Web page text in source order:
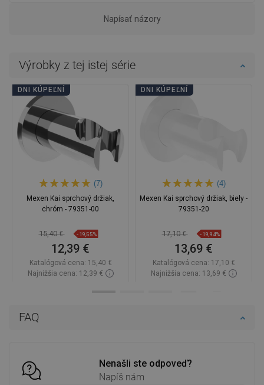
FAQ
Nenašli ste odpoveď?
Napíš nám
Napísať názory
Výrobky z tej istej série
DNI KÚPEĽNÍ
(7)
Mexen Kai sprchový držiak,
chróm - 79351-00
15,40 € -19,55%
12,39 €
Katalógová cena: 15,40 €
Najnižšia cena: 12,39 €
DNI KÚPEĽNÍ
(4)
Mexen Kai sprchový držiak, biely -
79351-20
17,10 € -19,94%
13,69 €
Katalógová cena: 17,10 €
Najnižšia cena: 13,69 €